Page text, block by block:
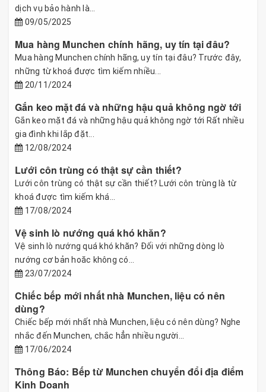
dịch vụ bảo hành là...
09/05/2025
Mua hàng Munchen chính hãng, uy tín tại đâu?
Mua hàng Munchen chính hãng, uy tín tại đâu? Trước đây,
những từ khoá được tìm kiếm nhiều...
20/11/2024
Gắn keo mặt đá và những hậu quả không ngờ tới
Gắn keo mặt đá và những hậu quả không ngờ tới Rất nhiều
gia đình khi lắp đặt...
12/08/2024
Lưới côn trùng có thật sự cần thiết?
Lưới côn trùng có thật sự cần thiết? Lưới côn trùng là từ
khoá được tìm kiếm khá...
17/08/2024
Vệ sinh lò nướng quá khó khăn?
Vệ sinh lò nướng quá khó khăn? Đối với những dòng lò
nướng cơ bản hoăc không có...
23/07/2024
Chiếc bếp mới nhất nhà Munchen, liệu có nên
dùng?
Chiếc bếp mới nhất nhà Munchen, liệu có nên dùng? Nghe
nhắc đến Munchen, chắc hẳn nhiều người...
17/06/2024
Thông Báo: Bếp từ Munchen chuyển đổi địa điểm
Kinh Doanh